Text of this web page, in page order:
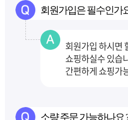
회원가입은 필수인가
회원가입 하시면
쇼핑하실수 있습
간편하게 쇼핑가
소량 주문 가능하나요